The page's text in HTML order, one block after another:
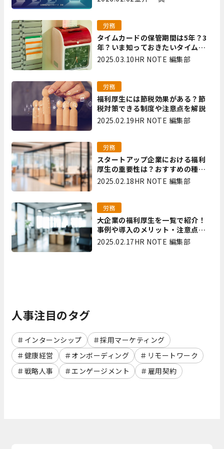
タイムカードの保管期間は5年？3
年？いま知っておきたいタイムカ
ード保管方法
労務
2025.03.10HR NOTE 編集部
福利厚生には節税効果がある？節
税対策できる制度や注意点を解説
労務
2025.02.19HR NOTE 編集部
スタートアップ企業における福利
厚生の重要性は？おすすめの種類
やメリット・デメリットを解説
労務
2025.02.18HR NOTE 編集部
大企業の福利厚生を一覧で紹介！
事例や導入のメリット・注意点を
解説
労務
2025.02.17HR NOTE 編集部
人事注目のタグ
インターンシップ
採用マーケティング
健康経営
オンボーディング
リモートワーク
戦略人事
エンゲージメント 雇用契約